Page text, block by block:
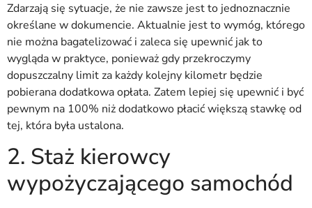
Zdarzają się sytuacje, że nie zawsze jest to jednoznacznie
określane w dokumencie. Aktualnie jest to wymóg, którego
nie można bagatelizować i zaleca się upewnić jak to
wygląda w praktyce, ponieważ gdy przekroczymy
dopuszczalny limit za każdy kolejny kilometr będzie
pobierana dodatkowa opłata. Zatem lepiej się upewnić i być
pewnym na 100% niż dodatkowo płacić większą stawkę od
tej, która była ustalona.
2. Staż kierowcy
wypożyczającego samochód